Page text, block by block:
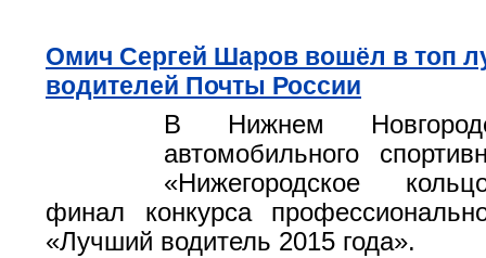
Омич Сергей Шаров вошёл в топ
водителей Почты России
В Нижнем
автомобильного
«Нижегородское
финал конкурса
«Лучший водитель 2015 года».